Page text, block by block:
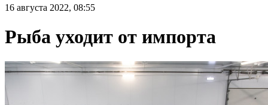
16 августа 2022, 08:55
Рыба уходит от импорта